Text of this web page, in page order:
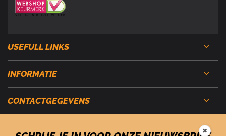
USEFULL LINKS
INFORMATIE
CONTACTGEGEVENS
✖